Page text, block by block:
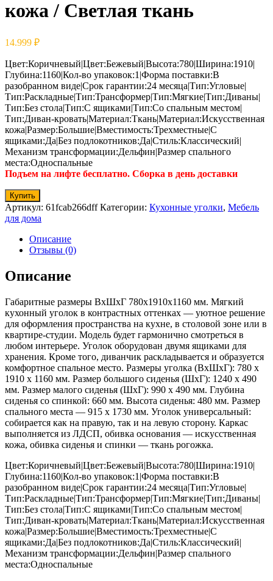
кожа / Светлая ткань
14.999 ₽
Цвет:Коричневый|Цвет:Бежевый|Высота:780|Ширина:1910|
Глубина:1160|Кол-во упаковок:1|Форма поставки:В
разобранном виде|Срок гарантии:24 месяца|Тип:Угловые|
Тип:Раскладные|Тип:Трансформер|Тип:Мягкие|Тип:Диваны|
Тип:Без стола|Тип:С ящиками|Тип:Со спальным местом|
Тип:Диван-кровать|Материал:Ткань|Материал:Искусственная
кожа|Размер:Большие|Вместимость:Трехместные|С
ящиками:Да|Без подлокотников:Да|Стиль:Классический|
Механизм трансформации:Дельфин|Размер спального
места:Односпальные
Подъем на лифте бесплатно. Сборка в день доставки
Купить
Артикул: 61fcab266dff Категории: Кухонные уголки, Мебель
для дома
Описание
Отзывы (0)
Описание
Габаритные размеры ВхШхГ 780x1910x1160 мм. Мягкий
кухонный уголок в контрастных оттенках — уютное решение
для оформления пространства на кухне, в столовой зоне или в
квартире-студии. Модель будет гармонично смотреться в
любом интерьере. Уголок оборудован двумя ящиками для
хранения. Кроме того, диванчик раскладывается и образуется
комфортное спальное место. Размеры уголка (ВхШхГ): 780 х
1910 х 1160 мм. Размер большого сиденья (ШхГ): 1240 х 490
мм. Размер малого сиденья (ШхГ): 990 х 490 мм. Глубина
сиденья со спинкой: 660 мм. Высота сиденья: 480 мм. Размер
спального места — 915 х 1730 мм. Уголок универсальный:
собирается как на правую, так и на левую сторону. Каркас
выполняется из ЛДСП, обивка основания — искусственная
кожа, обивка сиденья и спинки — ткань рогожка.
Цвет:Коричневый|Цвет:Бежевый|Высота:780|Ширина:1910|
Глубина:1160|Кол-во упаковок:1|Форма поставки:В
разобранном виде|Срок гарантии:24 месяца|Тип:Угловые|
Тип:Раскладные|Тип:Трансформер|Тип:Мягкие|Тип:Диваны|
Тип:Без стола|Тип:С ящиками|Тип:Со спальным местом|
Тип:Диван-кровать|Материал:Ткань|Материал:Искусственная
кожа|Размер:Большие|Вместимость:Трехместные|С
ящиками:Да|Без подлокотников:Да|Стиль:Классический|
Механизм трансформации:Дельфин|Размер спального
места:Односпальные